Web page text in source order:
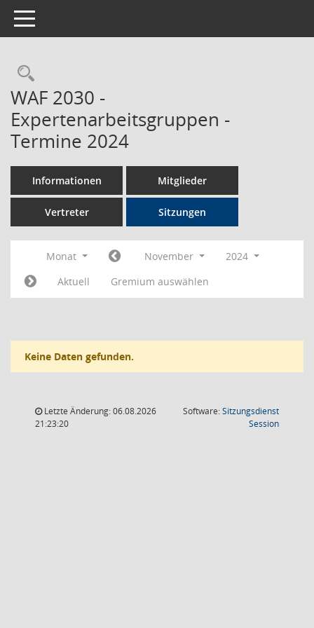
Toggle navigation
Rechercheauswahl
WAF 2030 -
Expertenarbeitsgruppen -
Termine 2024
Informationen Mitglieder
Vertreter Sitzungen
Monat November
2024
Aktuell
Gremium auswählen
Keine Daten gefunden.
Letzte Änderung: 06.08.2026
21:23:20
Software:Sitzungsdienst
Session(Wird in